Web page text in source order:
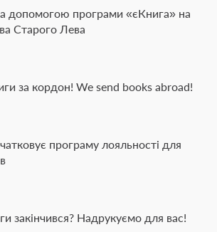
допомогою програми «єКнига» на
Старого Лева
за кордон! We send books abroad!
програму лояльності для
закінчився? Надрукуємо для вас!